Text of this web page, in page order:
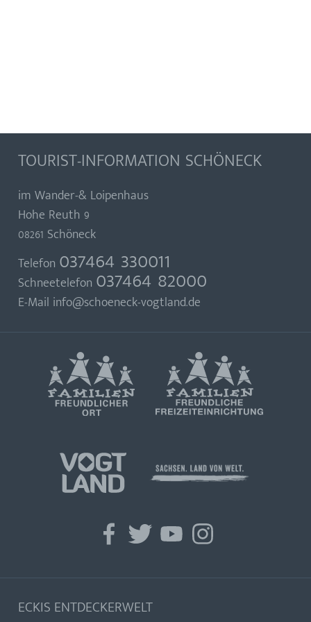
TOURIST-INFORMATION SCHÖNECK
im Wander-& Loipenhaus
Hohe Reuth 9
08261 Schöneck
Telefon 037464 330011
Schneetelefon 037464 82000
E-Mail info@schoeneck-vogtland.de
facebooktwitteryoutubeinstagram
ECKIS ENTDECKERWELT